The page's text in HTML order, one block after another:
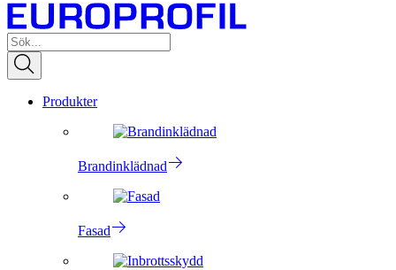
Produkter
Brandinklädnad
Fasad